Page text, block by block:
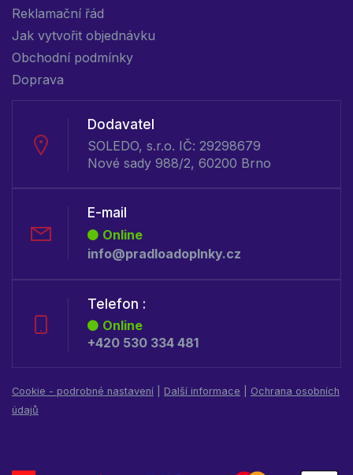
Reklamační řád
Jak vytvořit objednávku
Obchodní podmínky
Doprava
Dodavatel
SOLEDO, s.r.o. IČ: 29298679
Nové sady 988/2, 60200 Brno
E-mail
Online
info@pradloadoplnky.cz
Telefon :
Online
+420 530 334 481
Cookie - podrobné nastavení Další informace
Ochrana osobních
údajů